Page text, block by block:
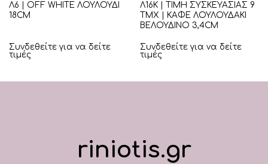
Λ6 | OFF WHITE ΛΟΥΛΟΥΔΙ
18CM
Συνδεθείτε για να δείτε
τιμές
Λ16Κ | ΤΙΜΗ ΣΥΣΚΕΥΑΣΙΑΣ 9
ΤΜΧ | ΚΑΦΕ ΛΟΥΛΟΥΔΑΚΙ
ΒΕΛΟΥΔΙΝΟ 3,4CM
Συνδεθείτε για να δείτε
τιμές
riniotis.gr